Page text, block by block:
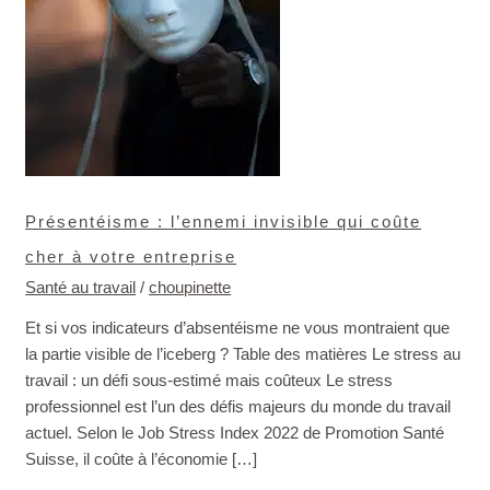
Présentéisme : l’ennemi invisible qui coûte
cher à votre entreprise
Santé au travail /choupinette
Et si vos indicateurs d’absentéisme ne vous montraient que
la partie visible de l’iceberg ? Table des matières Le stress au
travail : un défi sous-estimé mais coûteux Le stress
professionnel est l’un des défis majeurs du monde du travail
actuel. Selon le Job Stress Index 2022 de Promotion Santé
Suisse, il coûte à l’économie […]
entreprise